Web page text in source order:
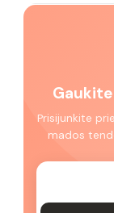
Prisijunkite
mados